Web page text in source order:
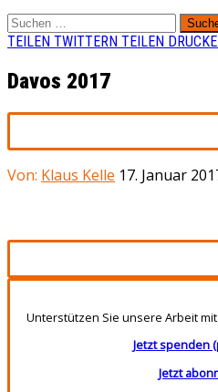
Suchen
nach:
TEILEN TWITTERN TEILEN
Davos 2017
Von: Klaus Kelle 17. Januar
Unterstützen Sie unsere Arbeit
Jetzt spenden
Jetzt